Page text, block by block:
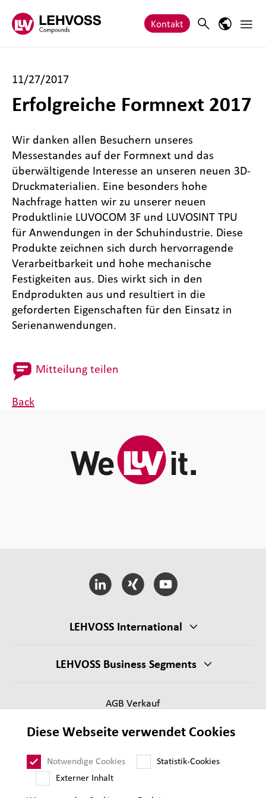
Kontakt SearchSprach-
11/27/2017
Erfolgreiche Formnext 2017
Wir danken allen Besuchern unseres
Messestandes auf der Formnext und das
überwältigende Interesse an unseren neuen 3D-
Druckmaterialien. Eine besonders hohe
Nachfrage hatten wir zu unserer neuen
Produktlinie LUVOCOM 3F und LUVOSINT TPU
für Anwendungen in der Schuhindustrie. Diese
Produkte zeichnen sich durch hervorragende
Verarbeitbarkeit und hohe mechanische
Festigkeiten aus. Dies wirkt sich in den
Endprodukten aus und resultiert in die
geforderten Eigenschaften für den Einsatz in
Serienanwendungen.
Mitteilung teilen
Back
LEHVOSS International
LEHVOSS Business Segments
AGB Verkauf
Impressum
Datenschutz
Diese Webseite verwendet Cookies
Notwendige Cookies
Statistik-Cookies
Externer Inhalt